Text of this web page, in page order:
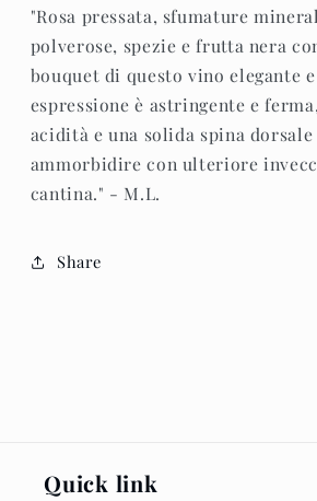
"Rosa pressata, sfumature
polverose, spezie e frutta nera
bouquet di questo vino elegante
espressione è astringente e
acidità e una solida spina
ammorbidire con ulteriore
cantina." - M.L.
Share
Quick link